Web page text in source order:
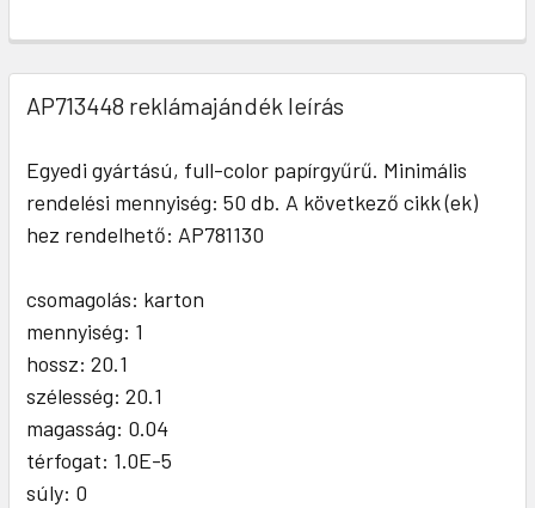
AP713448 reklámajándék leírás
Egyedi gyártású, full-color papírgyűrű. Minimális
rendelési mennyiség: 50 db. A következő cikk (ek)
hez rendelhető: AP781130
csomagolás: karton
mennyiség: 1
hossz: 20.1
szélesség: 20.1
magasság: 0.04
térfogat: 1.0E-5
súly: 0